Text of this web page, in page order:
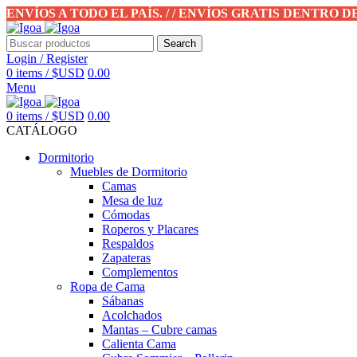
ENVÍOS A TODO EL PAÍS. / / ENVÍOS GRATIS DENTRO
Search
Login / Register
0 items / $USD 0.00
Menu
0 items / $USD 0.00
CATÁLOGO
Dormitorio
Muebles de Dormitorio
Camas
Mesa de luz
Cómodas
Roperos y Placares
Respaldos
Zapateras
Complementos
Ropa de Cama
Sábanas
Acolchados
Mantas – Cubre camas
Calienta Cama